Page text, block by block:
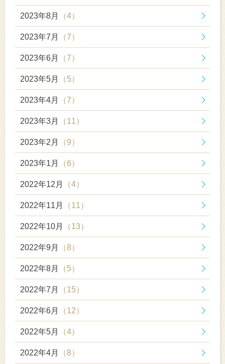
2023年8月 （4）
2023年7月 （7）
2023年6月 （7）
2023年5月 （5）
2023年4月 （7）
2023年3月 （11）
2023年2月 （9）
2023年1月 （6）
2022年12月 （4）
2022年11月 （11）
2022年10月 （13）
2022年9月 （8）
2022年8月 （5）
2022年7月 （15）
2022年6月 （12）
2022年5月 （4）
2022年4月 （8）